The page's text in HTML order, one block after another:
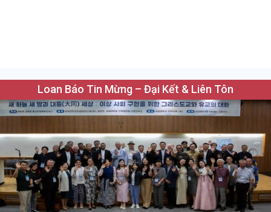
Loan Báo Tin Mừng – Đại Kết & Liên Tôn